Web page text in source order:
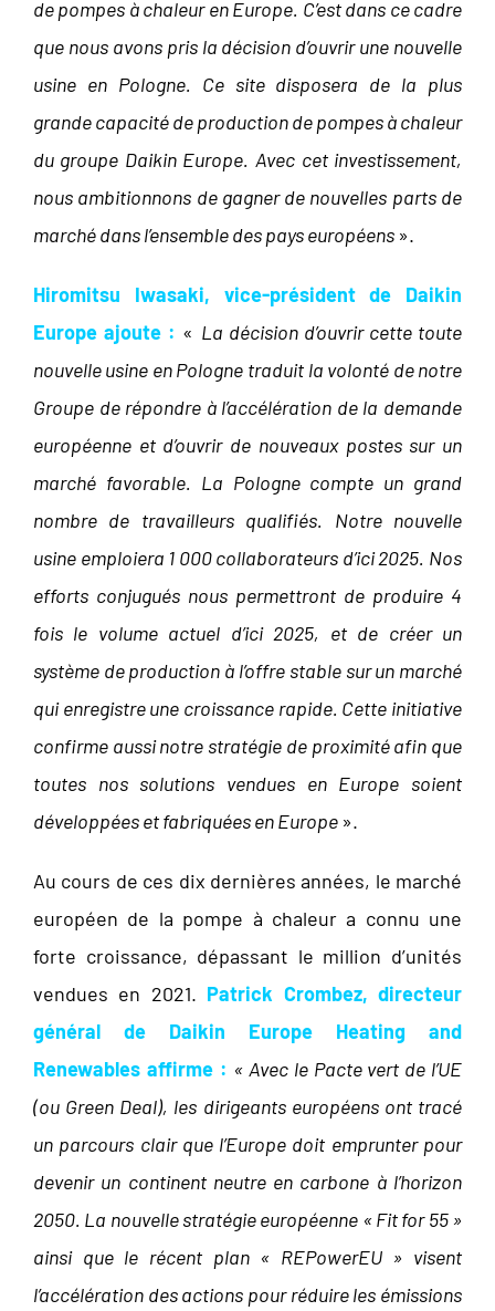
de pompes à chaleur en Europe. C’est dans ce cadre
que nous avons pris la décision d’ouvrir une nouvelle
usine en Pologne. Ce site disposera de la plus
grande capacité de production de pompes à chaleur
du groupe Daikin Europe. Avec cet investissement,
nous ambitionnons de gagner de nouvelles parts de
marché dans l’ensemble des pays européens ».
Hiromitsu Iwasaki, vice-président de Daikin
Europe ajoute : « La décision d’ouvrir cette toute
nouvelle usine en Pologne traduit la volonté de notre
Groupe de répondre à l’accélération de la demande
européenne et d’ouvrir de nouveaux postes sur un
marché favorable. La Pologne compte un grand
nombre de travailleurs qualifiés. Notre nouvelle
usine emploiera 1 000 collaborateurs d’ici 2025. Nos
efforts conjugués nous permettront de produire 4
fois le volume actuel d’ici 2025, et de créer un
système de production à l’offre stable sur un marché
qui enregistre une croissance rapide. Cette initiative
confirme aussi notre stratégie de proximité afin que
toutes nos solutions vendues en Europe soient
développées et fabriquées en Europe ».
Au cours de ces dix dernières années, le marché
européen de la pompe à chaleur a connu une
forte croissance, dépassant le million d’unités
vendues en 2021. Patrick Crombez, directeur
général de Daikin Europe Heating and
Renewables affirme : « Avec le Pacte vert de l’UE
(ou Green Deal), les dirigeants européens ont tracé
un parcours clair que l’Europe doit emprunter pour
devenir un continent neutre en carbone à l’horizon
2050. La nouvelle stratégie européenne « Fit for 55 »
ainsi que le récent plan « REPowerEU » visent
l’accélération des actions pour réduire les émissions